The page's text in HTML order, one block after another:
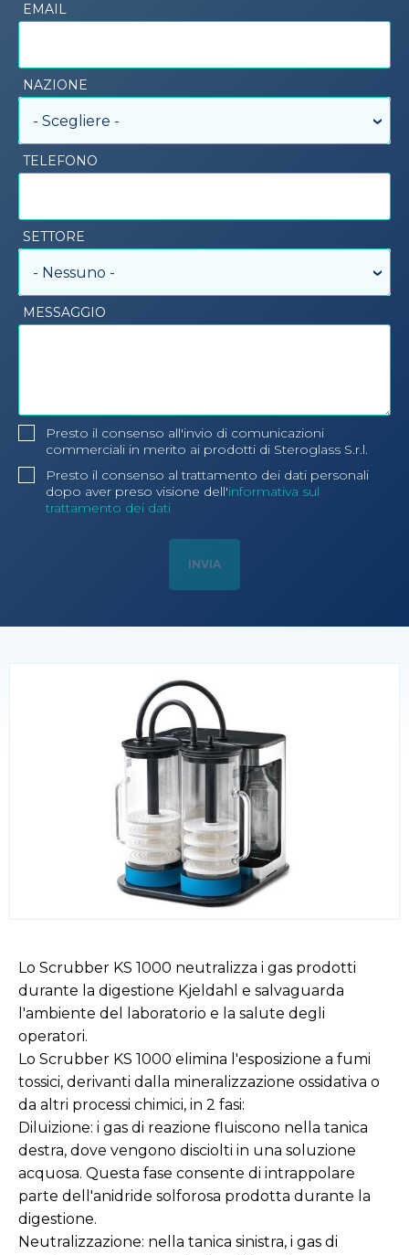
EMAIL
NAZIONE
- Scegliere -
TELEFONO
SETTORE
- Nessuno -
MESSAGGIO
Presto il consenso all'invio di comunicazioni
commerciali in merito ai prodotti di Steroglass S.r.l.
Presto il consenso al trattamento dei dati personali
dopo aver preso visione dell'informativa sul
trattamento dei dati
Lo Scrubber KS 1000 neutralizza i gas prodotti
durante la digestione Kjeldahl e salvaguarda
l'ambiente del laboratorio e la salute degli
operatori.
Lo Scrubber KS 1000 elimina l'esposizione a fumi
tossici, derivanti dalla mineralizzazione ossidativa o
da altri processi chimici, in 2 fasi:
Diluizione: i gas di reazione fluiscono nella tanica
destra, dove vengono disciolti in una soluzione
acquosa. Questa fase consente di intrappolare
parte dell'anidride solforosa prodotta durante la
digestione.
Neutralizzazione: nella tanica sinistra, i gas di